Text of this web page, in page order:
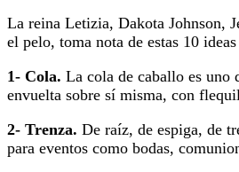
La reina Letizia, Dakota Johnson,
el pelo, toma nota de estas 10
1- Cola. La cola de caballo es uno
envuelta sobre sí misma, con
2- Trenza. De raíz, de espiga, de
para eventos como bodas,